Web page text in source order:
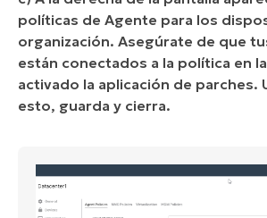
políticas de Agente para los
organización. Asegúrate de que
están conectados a la política en
activado la aplicación de parches.
esto, guarda y cierra.